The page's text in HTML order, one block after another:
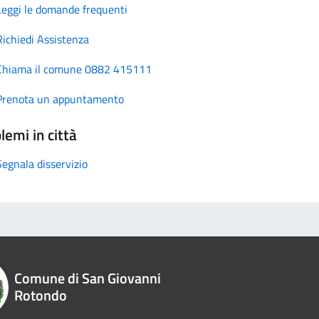
le domande frequenti
Assistenza
il comune 0882 415111
un appuntamento
in città
disservizio
Comune di San Giovanni
Rotondo